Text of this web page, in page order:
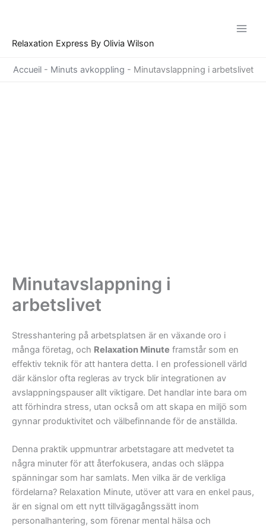
Relaxation Express By Olivia Wilson
Accueil- Minuts avkoppling - Minutavslappning i arbetslivet
Minutavslappning i
arbetslivet
Stresshantering på arbetsplatsen är en växande oro i
många företag, och Relaxation Minute framstår som en
effektiv teknik för att hantera detta. I en professionell värld
där känslor ofta regleras av tryck blir integrationen av
avslappningspauser allt viktigare. Det handlar inte bara om
att förhindra stress, utan också om att skapa en miljö som
gynnar produktivitet och välbefinnande för de anställda.
Denna praktik uppmuntrar arbetstagare att medvetet ta
några minuter för att återfokusera, andas och släppa
spänningar som har samlats. Men vilka är de verkliga
fördelarna? Relaxation Minute, utöver att vara en enkel paus,
är en signal om ett nytt tillvägagångssätt inom
personalhantering, som förenar mental hälsa och